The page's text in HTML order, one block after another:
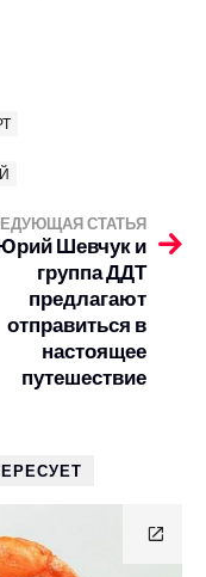
СТАТЬЯ
Шевчук и
группа ДДТ
предлагают
отправиться в
настоящее
путешествие